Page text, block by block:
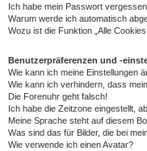
Ich habe mein Passwort
Warum werde ich automatisch
Wozu ist die Funktion „Alle
Benutzerpräferenzen und -
Wie kann ich meine Einstellungen
Wie kann ich verhindern, dass
Die Forenuhr geht falsch!
Ich habe die Zeitzone eingestellt,
Meine Sprache steht auf diesem
Was sind das für Bilder, die bei
Wie verwende ich einen Avatar?